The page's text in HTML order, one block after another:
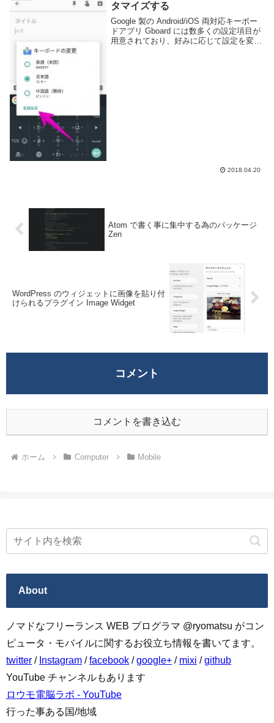
タマイズする
Google 製の Android/iOS 両対応キーボー
ドアプリ Gboard には数多くの設定項目が
用意されており、好みに応じて設定を変更
2018.04.20
Atom で書く事に集中する為のパッケージ
Zen
WordPress のウィジェットに画像を貼り付
けられるプラグイン Image Widget
コメント
コメントを書き込む
ホーム Computer Mobile
About
ノマドなフリーランス WEB プログラマ @ryomatsu がコン
ピュータ・モバイルに関するお役立ち情報を書いてます。
twitter / Instagram /facebook /google+ / mixi /github
YouTube チャンネルもあります
ロウモ電脳ラボ - YouTube
行った事ある国/地域